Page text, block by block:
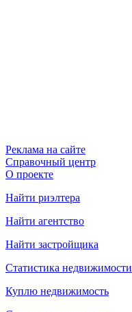
Реклама на сайте
Справочный центр
О проекте
Найти риэлтера
Найти агентство
Найти застройщика
Статистика недвижимости
Куплю недвижимость